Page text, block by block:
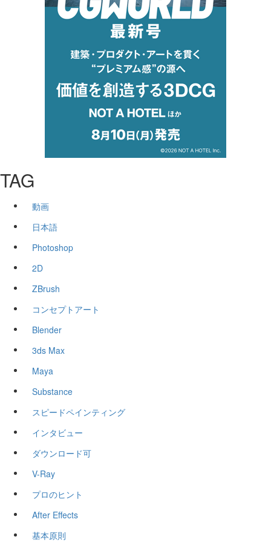
TAG
動画
日本語
Photoshop
2D
ZBrush
コンセプトアート
Blender
3ds Max
Maya
Substance
スピードペインティング
インタビュー
ダウンロード可
V-Ray
プロのヒント
After Effects
基本原則